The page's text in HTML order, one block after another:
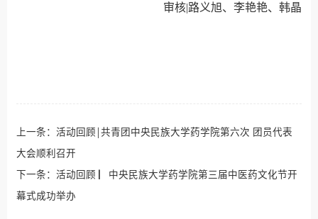
审核|路义旭、李艳艳、韩晶
上一条： 活动回顾￨共青团中央民族大学药学院第六次 团员代表
大会顺利召开
下一条： 活动回顾 ▏中央民族大学药学院第三届中医药文化节开
幕式成功举办